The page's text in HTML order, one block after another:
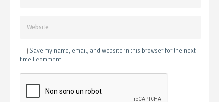
Save my name, email, and website in this browser for the next
time I comment.